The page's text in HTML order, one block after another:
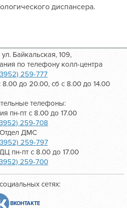
диспансера.
ул. Байкальская, 109,
по телефону колл-центра
259-777
до 20.00, сб с 8.00 до 14.00
телефоны:
пн-пт с 8.00 до 17.00
259-708
Отдел ДМС
259-797
пн-пт с 8.00 до 17.00
259-700
сетях:
ВКОНТАКТЕ